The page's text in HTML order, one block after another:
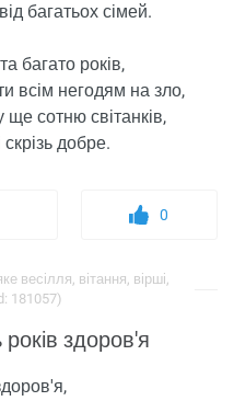
багатьох сімей.
багато років,
всім негодям на зло,
сотню світанків,
добре.
0
весілля, вітання, вірші,
181057)
років здоров'я